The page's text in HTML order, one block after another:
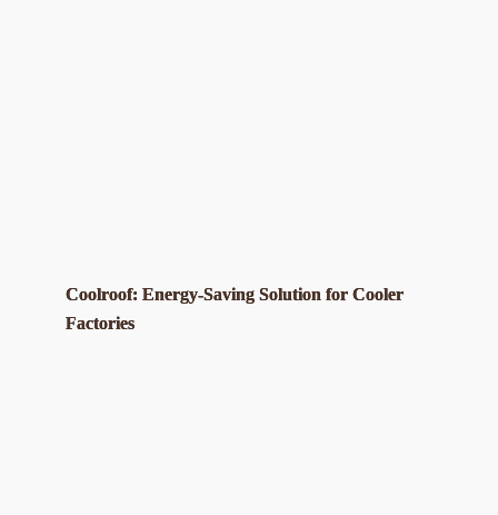
Coolroof: Energy-Saving Solution for Cooler
Factories